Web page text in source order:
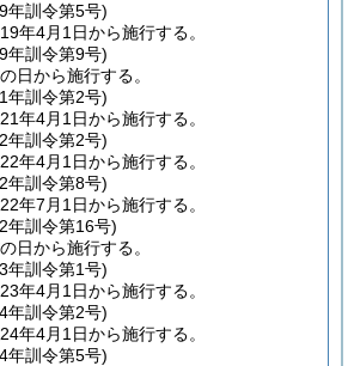
年訓令第5号)
年4月1日から施行する。
年訓令第9号)
日から施行する。
年訓令第2号)
年4月1日から施行する。
年訓令第2号)
年4月1日から施行する。
年訓令第8号)
年7月1日から施行する。
年訓令第16号)
日から施行する。
年訓令第1号)
年4月1日から施行する。
年訓令第2号)
年4月1日から施行する。
年訓令第5号)